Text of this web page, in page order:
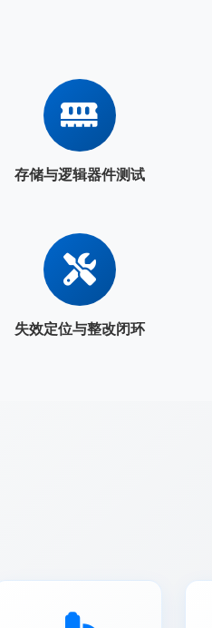
存储与逻辑器件测试
失效定位与整改闭环